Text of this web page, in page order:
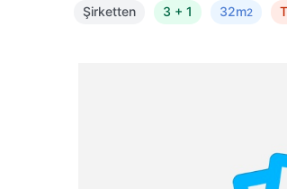
Şirketten 3 + 1 32m2